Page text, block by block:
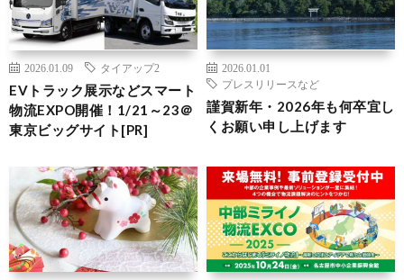
2026.01.09 タイアップ2
EVトラック展示などスマート
物流EXPO開催！1/21～23＠
東京ビッグサイト[PR]
2026.01.01
プレスリリースなど
謹賀新年・2026年も何卒宜し
くお願い申し上げます